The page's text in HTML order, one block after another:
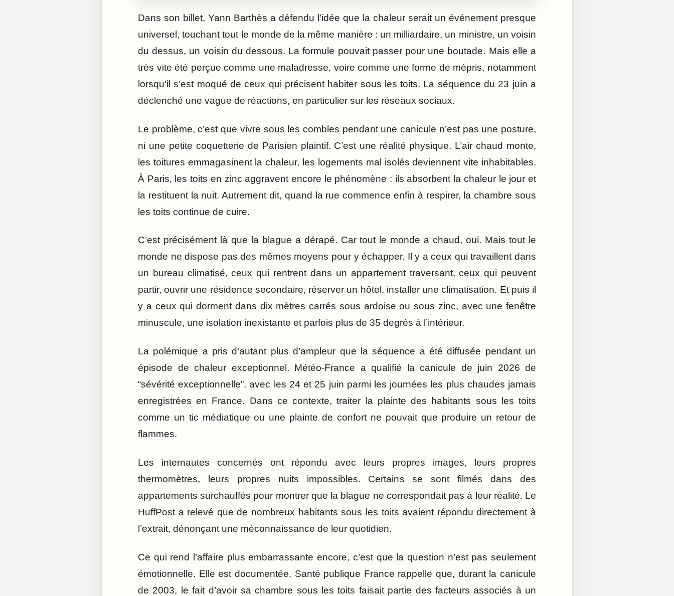
Dans son billet, Yann Barthès a défendu l’idée que la chaleur serait un événement presque
universel, touchant tout le monde de la même manière : un milliardaire, un ministre, un voisin
du dessus, un voisin du dessous. La formule pouvait passer pour une boutade. Mais elle a
très vite été perçue comme une maladresse, voire comme une forme de mépris, notamment
lorsqu’il s’est moqué de ceux qui précisent habiter sous les toits. La séquence du 23 juin a
déclenché une vague de réactions, en particulier sur les réseaux sociaux.
Le problème, c’est que vivre sous les combles pendant une canicule n’est pas une posture,
ni une petite coquetterie de Parisien plaintif. C’est une réalité physique. L’air chaud monte,
les toitures emmagasinent la chaleur, les logements mal isolés deviennent vite inhabitables.
À Paris, les toits en zinc aggravent encore le phénomène : ils absorbent la chaleur le jour et
la restituent la nuit. Autrement dit, quand la rue commence enfin à respirer, la chambre sous
les toits continue de cuire.
C’est précisément là que la blague a dérapé. Car tout le monde a chaud, oui. Mais tout le
monde ne dispose pas des mêmes moyens pour y échapper. Il y a ceux qui travaillent dans
un bureau climatisé, ceux qui rentrent dans un appartement traversant, ceux qui peuvent
partir, ouvrir une résidence secondaire, réserver un hôtel, installer une climatisation. Et puis il
y a ceux qui dorment dans dix mètres carrés sous ardoise ou sous zinc, avec une fenêtre
minuscule, une isolation inexistante et parfois plus de 35 degrés à l’intérieur.
La polémique a pris d’autant plus d’ampleur que la séquence a été diffusée pendant un
épisode de chaleur exceptionnel. Météo-France a qualifié la canicule de juin 2026 de
“sévérité exceptionnelle”, avec les 24 et 25 juin parmi les journées les plus chaudes jamais
enregistrées en France. Dans ce contexte, traiter la plainte des habitants sous les toits
comme un tic médiatique ou une plainte de confort ne pouvait que produire un retour de
flammes.
Les internautes concernés ont répondu avec leurs propres images, leurs propres
thermomètres, leurs propres nuits impossibles. Certains se sont filmés dans des
appartements surchauffés pour montrer que la blague ne correspondait pas à leur réalité. Le
HuffPost a relevé que de nombreux habitants sous les toits avaient répondu directement à
l’extrait, dénonçant une méconnaissance de leur quotidien.
Ce qui rend l’affaire plus embarrassante encore, c’est que la question n’est pas seulement
émotionnelle. Elle est documentée. Santé publique France rappelle que, durant la canicule
de 2003, le fait d’avoir sa chambre sous les toits faisait partie des facteurs associés à un